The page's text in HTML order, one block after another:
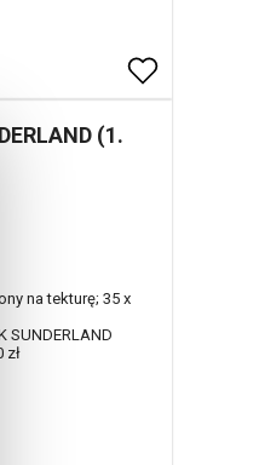
(1.
na tekturę; 35 x
SUNDERLAND
zł